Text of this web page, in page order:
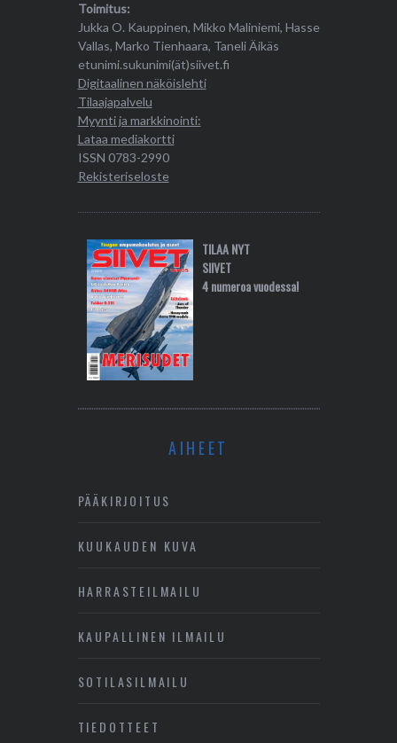
Toimitus:
Jukka O. Kauppinen, Mikko Maliniemi, Hasse
Vallas, Marko Tienhaara, Taneli Äikäs
etunimi.sukunimi(ät)siivet.fi
Digitaalinen näköislehti
Tilaajapalvelu
Myynti ja markkinointi:
Lataa mediakortti
ISSN 0783-2990
Rekisteriseloste
TILAA NYT
SIIVET
4 numeroa vuodessa!
AIHEET
PÄÄKIRJOITUS
KUUKAUDEN KUVA
HARRASTEILMAILU
KAUPALLINEN ILMAILU
SOTILASILMAILU
TIEDOTTEET